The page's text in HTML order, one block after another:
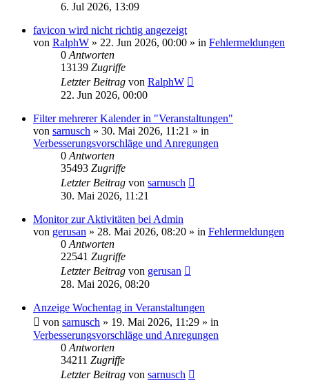
6. Jul 2026, 13:09
favicon wird nicht richtig angezeigt
von RalphW » 22. Jun 2026, 00:00 » in Fehlermeldungen
0 Antworten
13139 Zugriffe
Letzter Beitrag von RalphW
22. Jun 2026, 00:00
Filter mehrerer Kalender in "Veranstaltungen"
von sarnusch » 30. Mai 2026, 11:21 » in
Verbesserungsvorschläge und Anregungen
0 Antworten
35493 Zugriffe
Letzter Beitrag von sarnusch
30. Mai 2026, 11:21
Monitor zur Aktivitäten bei Admin
von gerusan » 28. Mai 2026, 08:20 » in Fehlermeldungen
0 Antworten
22541 Zugriffe
Letzter Beitrag von gerusan
28. Mai 2026, 08:20
Anzeige Wochentag in Veranstaltungen
von sarnusch » 19. Mai 2026, 11:29 » in
Verbesserungsvorschläge und Anregungen
0 Antworten
34211 Zugriffe
Letzter Beitrag von sarnusch